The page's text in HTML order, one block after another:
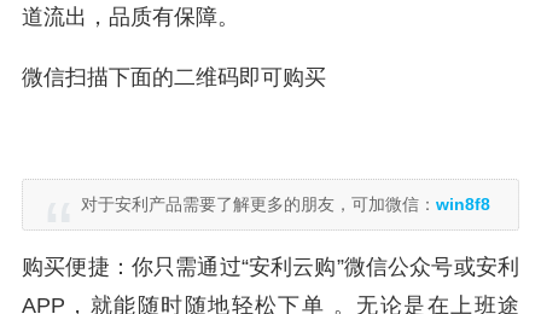
道流出，品质有保障。
微信扫描下面的二维码即可购买
对于安利产品需要了解更多的朋友，可加微信： win8f8
购买便捷：你只需通过“安利云购”微信公众号或安利
APP，就能随时随地轻松下单 。无论是在上班途